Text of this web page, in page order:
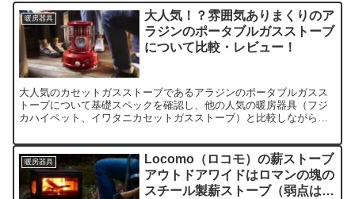
暖房器具
大人気！？雰囲気ありまくりのア
ラジンのポータブルガスストーブ
について比較・レビュー！
大人気のカセットガスストーブであるアラジンのポータブルガスス
トーブについて基礎スペックを確認し、他の人気の暖房器具（フジ
カハイペット、イワタニカセットガスストーブ）と比較しながら、
すめか？ということに興味がある方向け！
暖房器具
Locomo（ロコモ）の薪ストーブ
アウトドアワイドはロマンの塊の
スチール製薪ストーブ（弱点はス